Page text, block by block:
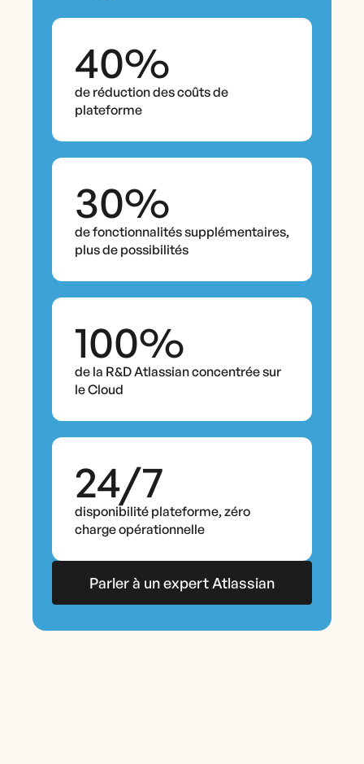
40%
de réduction des coûts de
plateforme
30%
de fonctionnalités supplémentaires,
plus de possibilités
100%
de la R&D Atlassian concentrée sur
le Cloud
24/7
disponibilité plateforme, zéro
charge opérationnelle
Parler à un expert Atlassian